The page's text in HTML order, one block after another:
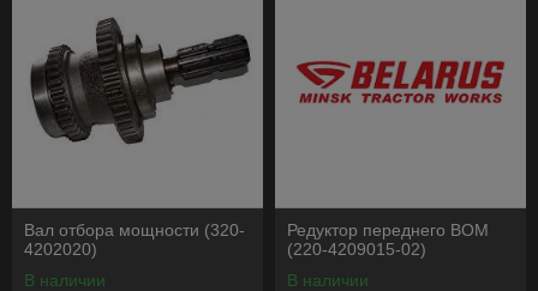
Вал отбора мощности (320-
4202020)
В наличии
Редуктор переднего ВОМ
(220-4209015-02)
В наличии